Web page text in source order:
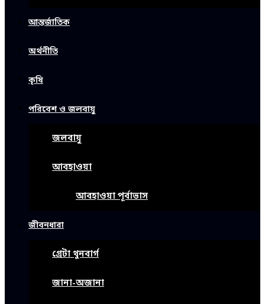
আন্তর্জাতিক
অর্থনীতি
কৃষি
পরিবেশ ও জলবায়ু
জলবায়ু
আবহাওয়া
আবহাওয়া পূর্বাভাস
জীবনধারা
গ্রেটা থুনবার্গ
জানা-অজানা